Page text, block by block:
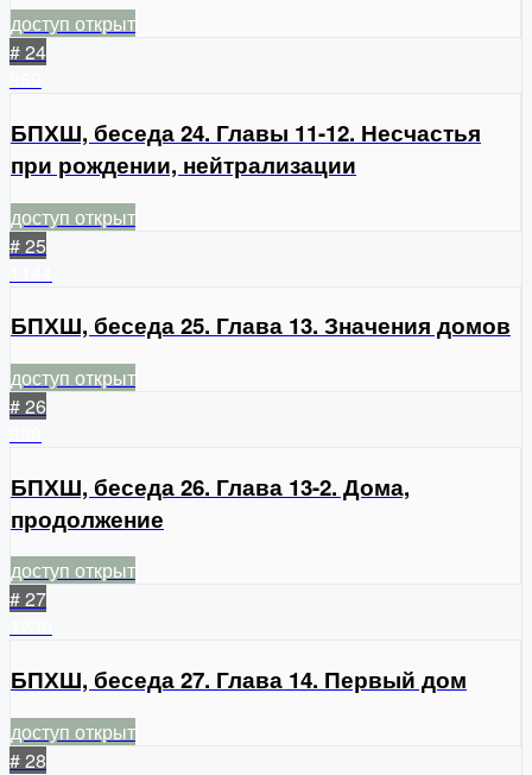
доступ открыт
# 24
БПХШ, беседа 24. Главы 11-12. Несчастья
при рождении, нейтрализации
доступ открыт
# 25
БПХШ, беседа 25. Глава 13. Значения домов
доступ открыт
# 26
БПХШ, беседа 26. Глава 13-2. Дома,
продолжение
доступ открыт
# 27
БПХШ, беседа 27. Глава 14. Первый дом
доступ открыт
# 28